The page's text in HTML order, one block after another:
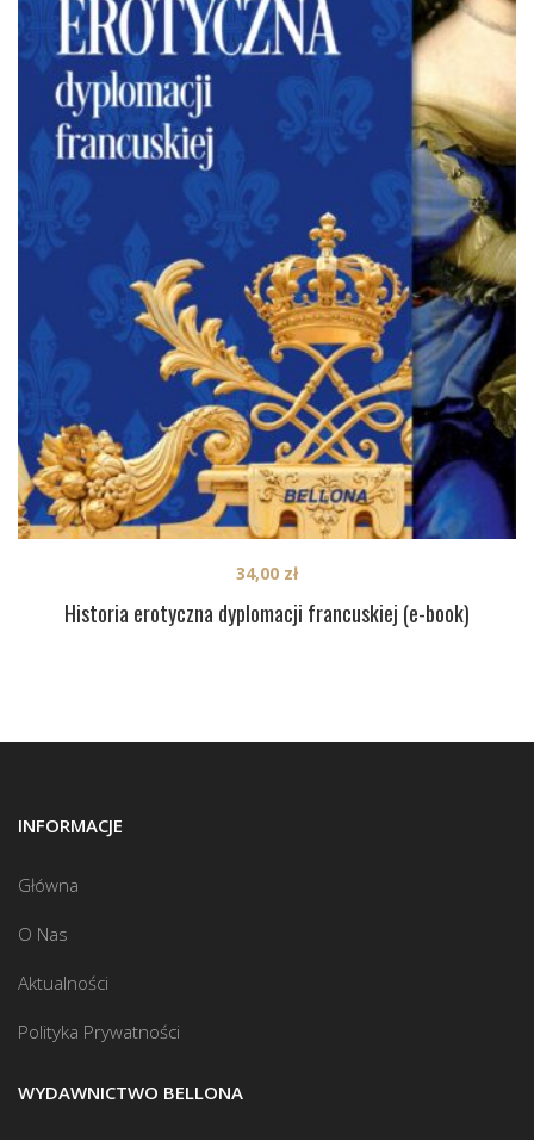
Historia erotyczna dyplomacji francuskiej (e-book)
34,00 zł
INFORMACJE
Główna
O Nas
Aktualności
Polityka Prywatności
WYDAWNICTWO BELLONA